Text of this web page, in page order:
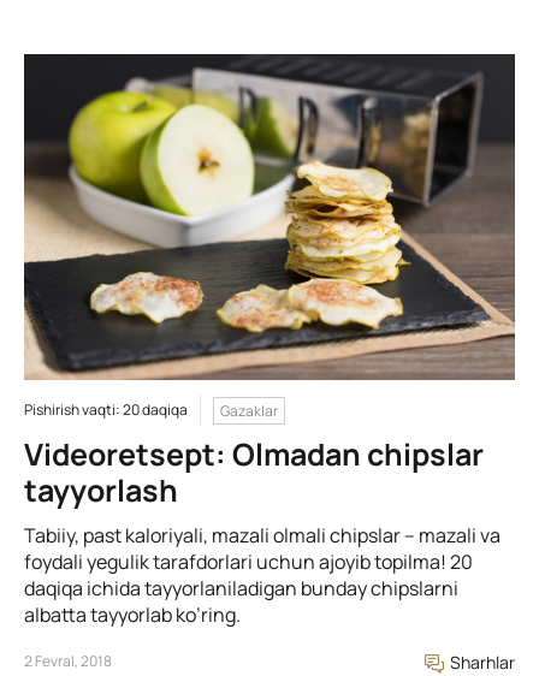
Pishirish vaqti: 20 daqiqa Gazaklar
Videoretsept: Olmadan chipslar
tayyorlash
Tabiiy, past kaloriyali, mazali olmali chipslar – mazali va
foydali yegulik tarafdorlari uchun ajoyib topilma! 20
daqiqa ichida tayyorlaniladigan bunday chipslarni
albatta tayyorlab ko’ring.
2 Fevral, 2018 Sharhlar